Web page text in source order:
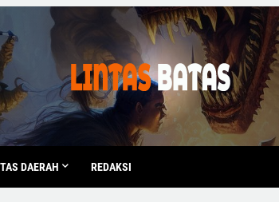
DAERAH REDAKSI